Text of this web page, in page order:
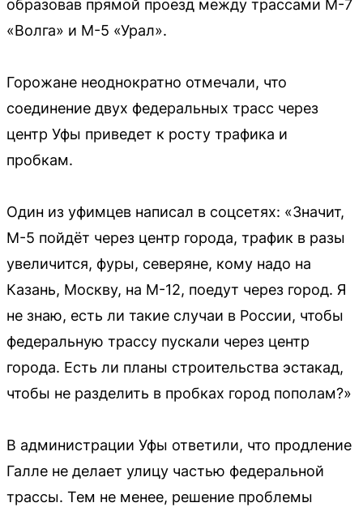
образовав прямой проезд между трассами М-7
«Волга» и М-5 «Урал».
Горожане неоднократно отмечали, что
соединение двух федеральных трасс через
центр Уфы приведет к росту трафика и
пробкам.
Один из уфимцев написал в соцсетях: «Значит,
М-5 пойдёт через центр города, трафик в разы
увеличится, фуры, северяне, кому надо на
Казань, Москву, на М-12, поедут через город. Я
не знаю, есть ли такие случаи в России, чтобы
федеральную трассу пускали через центр
города. Есть ли планы строительства эстакад,
чтобы не разделить в пробках город пополам?»
В администрации Уфы ответили, что продление
Галле не делает улицу частью федеральной
трассы. Тем не менее, решение проблемы